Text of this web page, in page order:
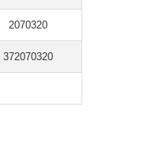
2070320
372070320